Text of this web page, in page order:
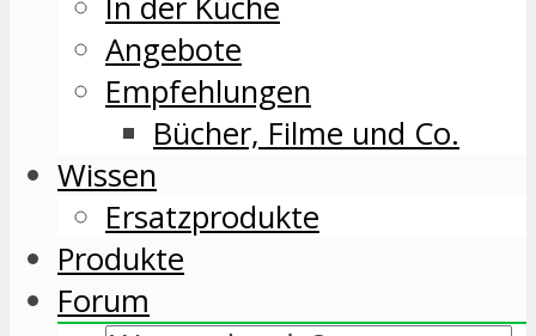
Angebote
Empfehlungen
Bücher, Filme und Co.
Wissen
Ersatzprodukte
Produkte
Forum